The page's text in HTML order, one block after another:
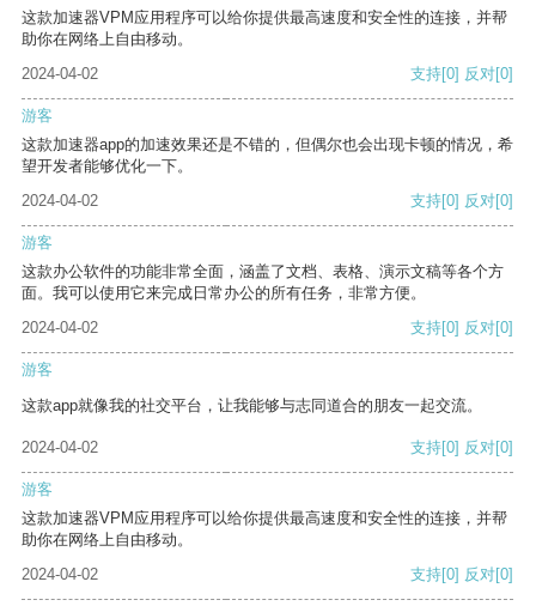
这款加速器VPM应用程序可以给你提供最高速度和安全性的连接，并帮
助你在网络上自由移动。
2024-04-02
支持[0] 反对[0]
游客
这款加速器app的加速效果还是不错的，但偶尔也会出现卡顿的情况，希
望开发者能够优化一下。
2024-04-02
支持[0] 反对[0]
游客
这款办公软件的功能非常全面，涵盖了文档、表格、演示文稿等各个方
面。我可以使用它来完成日常办公的所有任务，非常方便。
2024-04-02
支持[0] 反对[0]
游客
这款app就像我的社交平台，让我能够与志同道合的朋友一起交流。
2024-04-02 支持[0] 反对[0]
游客
这款加速器VPM应用程序可以给你提供最高速度和安全性的连接，并帮
助你在网络上自由移动。
2024-04-02
支持[0] 反对[0]